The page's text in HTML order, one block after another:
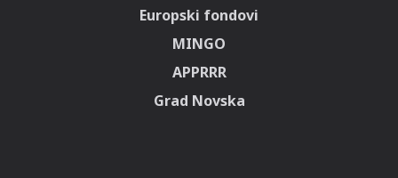
Europski fondovi
MINGO
APPRRR
Grad Novska